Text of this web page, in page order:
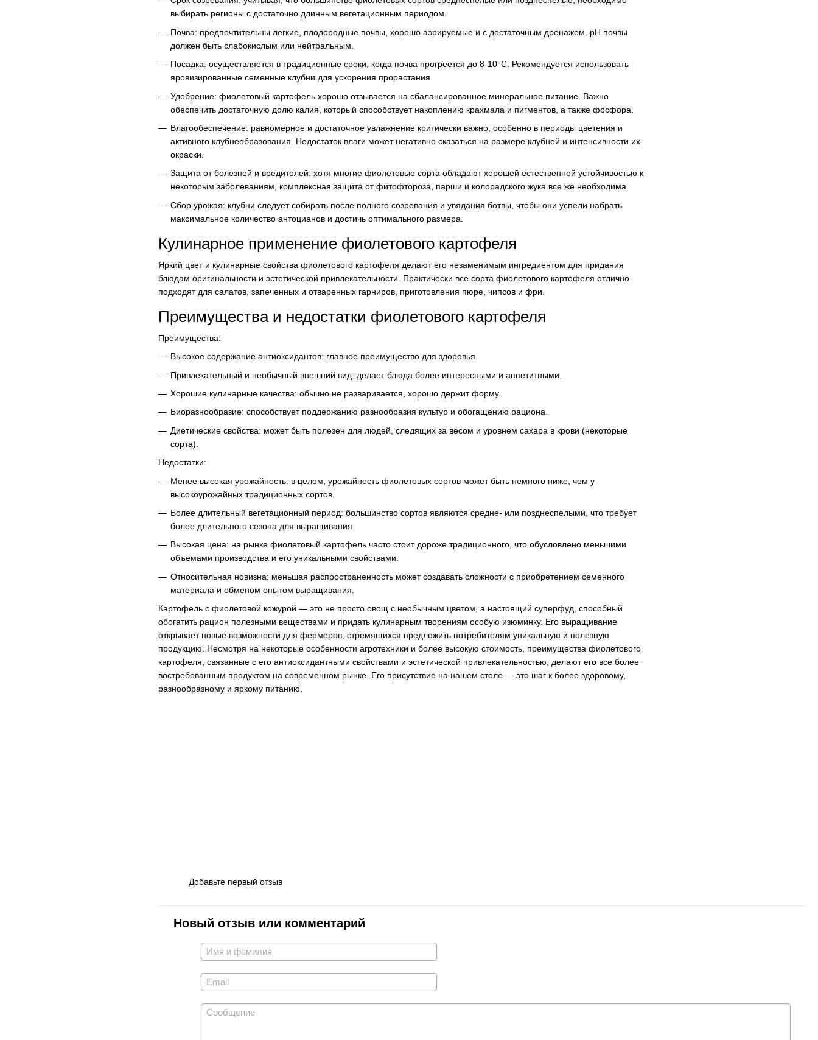
выбирать регионы с достаточно длинным вегетационным периодом.
Почва: предпочтительны легкие, плодородные почвы, хорошо аэрируемые и с достаточным дренажем. pH почвы
должен быть слабокислым или нейтральным.
Посадка: осуществляется в традиционные сроки, когда почва прогреется до 8-10°С. Рекомендуется использовать
яровизированные семенные клубни для ускорения прорастания.
Удобрение: фиолетовый картофель хорошо отзывается на сбалансированное минеральное питание. Важно
обеспечить достаточную долю калия, который способствует накоплению крахмала и пигментов, а также фосфора.
Влагообеспечение: равномерное и достаточное увлажнение критически важно, особенно в периоды цветения и
активного клубнеобразования. Недостаток влаги может негативно сказаться на размере клубней и интенсивности их
окраски.
Защита от болезней и вредителей: хотя многие фиолетовые сорта обладают хорошей естественной устойчивостью к
некоторым заболеваниям, комплексная защита от фитофтороза, парши и колорадского жука все же необходима.
Сбор урожая: клубни следует собирать после полного созревания и увядания ботвы, чтобы они успели набрать
максимальное количество антоцианов и достичь оптимального размера.
Кулинарное применение фиолетового картофеля
Яркий цвет и кулинарные свойства фиолетового картофеля делают его незаменимым ингредиентом для придания
блюдам оригинальности и эстетической привлекательности. Практически все сорта фиолетового картофеля отлично
подходят для салатов, запеченных и отваренных гарниров, приготовления пюре, чипсов и фри.
Преимущества и недостатки фиолетового картофеля
Преимущества:
Высокое содержание антиоксидантов: главное преимущество для здоровья.
Привлекательный и необычный внешний вид: делает блюда более интересными и аппетитными.
Хорошие кулинарные качества: обычно не разваривается, хорошо держит форму.
Биоразнообразие: способствует поддержанию разнообразия культур и обогащению рациона.
Диетические свойства: может быть полезен для людей, следящих за весом и уровнем сахара в крови (некоторые
сорта).
Недостатки:
Менее высокая урожайность: в целом, урожайность фиолетовых сортов может быть немного ниже, чем у
высокоурожайных традиционных сортов.
Более длительный вегетационный период: большинство сортов являются средне- или позднеспелыми, что требует
более длительного сезона для выращивания.
Высокая цена: на рынке фиолетовый картофель часто стоит дороже традиционного, что обусловлено меньшими
объемами производства и его уникальными свойствами.
Относительная новизна: меньшая распространенность может создавать сложности с приобретением семенного
материала и обменом опытом выращивания.
Картофель с фиолетовой кожурой — это не просто овощ с необычным цветом, а настоящий суперфуд, способный
обогатить рацион полезными веществами и придать кулинарным творениям особую изюминку. Его выращивание
открывает новые возможности для фермеров, стремящихся предложить потребителям уникальную и полезную
продукцию. Несмотря на некоторые особенности агротехники и более высокую стоимость, преимущества фиолетового
картофеля, связанные с его антиоксидантными свойствами и эстетической привлекательностью, делают его все более
востребованным продуктом на современном рынке. Его присутствие на нашем столе — это шаг к более здоровому,
разнообразному и яркому питанию.
Добавьте первый отзыв
Новый отзыв или комментарий